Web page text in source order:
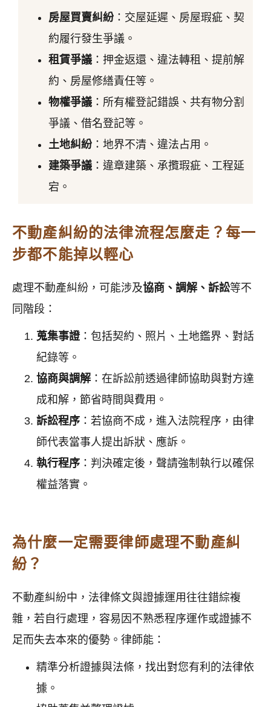
房屋買賣糾紛：交屋延遲、房屋瑕疵、契
約履行發生爭議。
租賃爭議 ：押金返還、違法轉租、提前解
約、房屋修繕責任等。
物權爭議 ：所有權登記錯誤、共有物分割
爭議、借名登記等。
土地糾紛：地界不清、違法占用。
建築爭議 ：違章建築、承攬瑕疵、工程延
宕。
不動產糾紛的法律流程怎麼走？每一
步都不能掉以輕心
處理不動產糾紛，可能涉及協商、調解、訴訟等不
同階段：
蒐集事證：包括契約、照片、土地鑑界、對話
紀錄等。
協商與調解 ：在訴訟前透過律師協助與對方達
成和解，節省時間與費用。
訴訟程序 ：若協商不成，進入法院程序，由律
師代表當事人提出訴狀、應訴。
執行程序 ：判決確定後，聲請強制執行以確保
權益落實。
為什麼一定需要律師處理不動產糾
紛？
不動產糾紛中，法律條文與證據運用往往錯綜複
雜，若自行處理，容易因不熟悉程序運作或證據不
足而失去本來的優勢。律師能：
精準分析證據與法條，找出對您有利的法律依
據。